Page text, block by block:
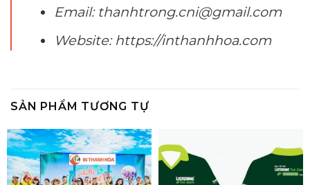
Email: thanhtrong.cni@gmail.com
Website: https://inthanhhoa.com
SẢN PHẨM TƯƠNG TỰ